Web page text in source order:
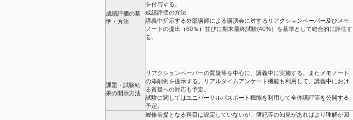
成績評価の基
準・方法
を付与する。
成績評価の方法
講義中指示する外部講師による講演会に対するリアクションペーパー及びメモ
ノートの提出（60％）並びに期末最終試験(40%）を基準として総合的に評価す
る。
課題・試験結
果の開示方法
リアクションペーパーの質疑等を中⼼に、講義中に実施する。またメモノート
の添削例を提⽰する。リアルタイムアンケート機能も利用して、講義中におけ
る質疑への対応も予定。
試験に関してはユニバーサルパスポート機能を利⽤して全体講評等を公開する
予定。
履修前提となる科目は設定していないが、簿記等の知見があればより理解が図